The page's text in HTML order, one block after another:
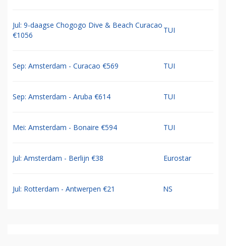
Jul: 9-daagse Chogogo Dive & Beach Curacao
€1056
TUI
Sep: Amsterdam - Curacao €569 TUI
Sep: Amsterdam - Aruba €614 TUI
Mei: Amsterdam - Bonaire €594 TUI
Jul: Amsterdam - Berlijn €38 Eurostar
Jul: Rotterdam - Antwerpen €21 NS